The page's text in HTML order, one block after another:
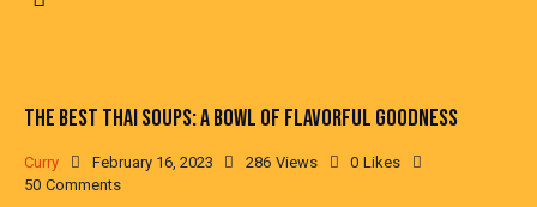
THE BEST THAI SOUPS: A BOWL OF FLAVORFUL GOODNESS
Curry February 16, 2023 286 Views 0 Likes
50 Comments